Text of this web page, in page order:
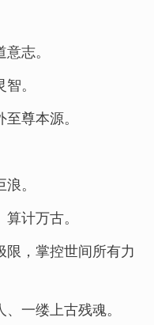
志。
。
尊本源。
。
计万古。
限，掌控世间所有力
一缕上古残魂。